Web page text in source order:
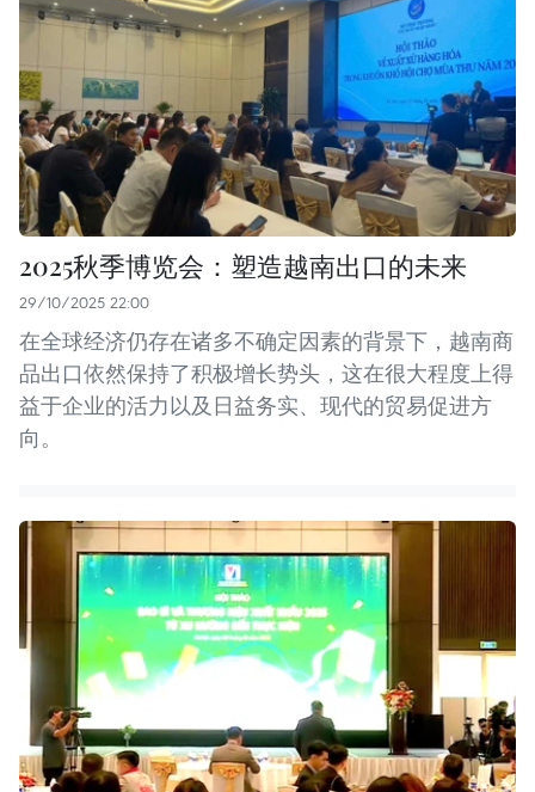
2025秋季博览会：塑造越南出口的未来
29/10/2025 22:00
在全球经济仍存在诸多不确定因素的背景下，越南商
品出口依然保持了积极增长势头，这在很大程度上得
益于企业的活力以及日益务实、现代的贸易促进方
向。